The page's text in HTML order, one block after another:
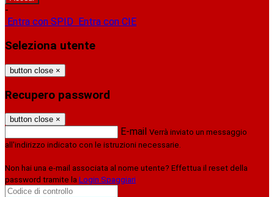
-
Entra con SPID Entra con CIE
Seleziona utente
button close ×
Recupero password
button close ×
E-mail Verrà inviato un messaggio
all'indirizzo indicato con le istruzioni necessarie.
Non hai una e-mail associata al nome utente? Effettua il reset della
password tramite la Login Spaggiari